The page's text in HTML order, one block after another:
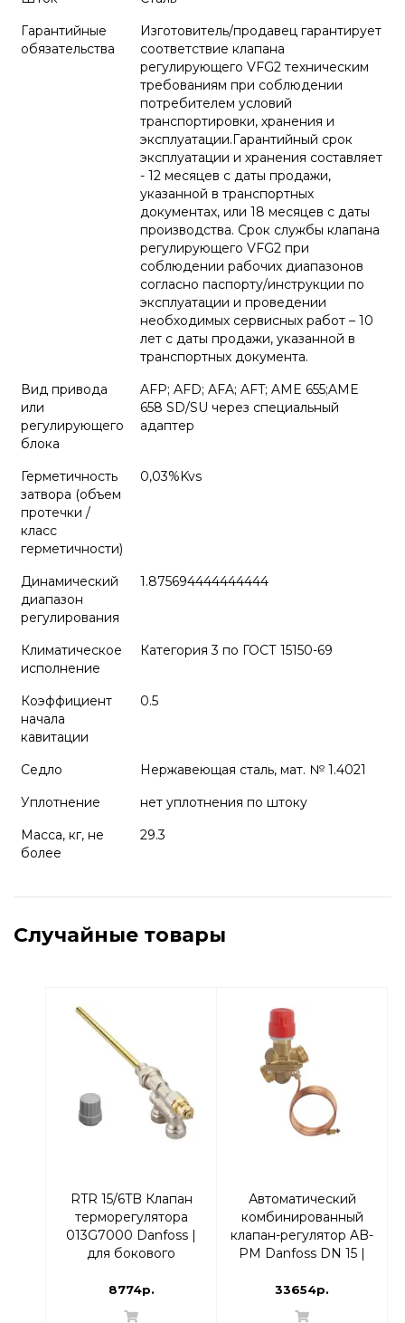
Гарантийные
обязательства
Изготовитель/продавец гарантирует
соответствие клапана
регулирующего VFG2 техническим
требованиям при соблюдении
потребителем условий
транспортировки, хранения и
эксплуатации.Гарантийный срок
эксплуатации и хранения составляет
- 12 месяцев с даты продажи,
указанной в транспортных
документах, или 18 месяцев с даты
производства. Срок службы клапана
регулирующего VFG2 при
соблюдении рабочих диапазонов
согласно паспорту/инструкции по
эксплуатации и проведении
необходимых сервисных работ – 10
лет с даты продажи, указанной в
транспортных документа.
Вид привода
или
регулирующего
блока
AFP; AFD; AFA; AFT; AME 655;AME
658 SD/SU через специальный
адаптер
Герметичность
затвора (объем
протечки /
класс
герметичности)
0,03%Kvs
Динамический
диапазон
регулирования
1.875694444444444
Климатическое
исполнение
Категория 3 по ГОСТ 15150-69
Коэффициент
начала
кавитации
0.5
Седло
Нержавеющая сталь, мат. № 1.4021
Уплотнение
нет уплотнения по штоку
Масса, кг, не
более
29.3
Случайные товары
RTR 15/6TB Клапан
терморегулятора
013G7000 Danfoss |
для бокового
8774р.
Автоматический
комбинированный
клапан-регулятор AB-
PM Danfoss DN 15 |
33654р.